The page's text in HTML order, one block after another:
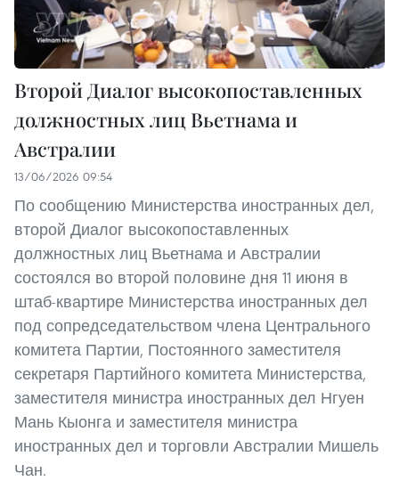
Второй Диалог высокопоставленных
должностных лиц Вьетнама и
Австралии
13/06/2026 09:54
По сообщению Министерства иностранных дел,
второй Диалог высокопоставленных
должностных лиц Вьетнама и Австралии
состоялся во второй половине дня 11 июня в
штаб-квартире Министерства иностранных дел
под сопредседательством члена Центрального
комитета Партии, Постоянного заместителя
секретаря Партийного комитета Министерства,
заместителя министра иностранных дел Нгуен
Мань Кыонга и заместителя министра
иностранных дел и торговли Австралии Мишель
Чан.